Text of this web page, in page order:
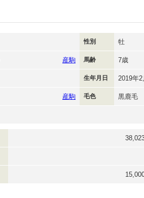
性別 牡
産駒 馬齢 7歳
生年月日 2019年2
産駒 毛色 黒鹿毛